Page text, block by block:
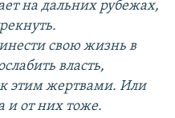
на дальних рубежах,
свою жизнь в
власть,
этим жертвами. Или
от них тоже.